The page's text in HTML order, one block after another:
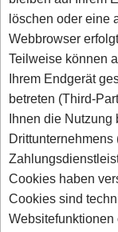
löschen oder eine
Webbrowser
Teilweise können
Ihrem Endgerät
betreten (Third-
Ihnen die
Cookies haben
Cookies sind